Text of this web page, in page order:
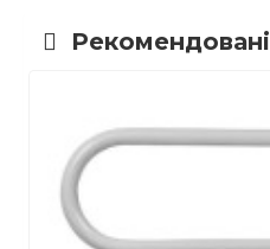
Рекомендовані